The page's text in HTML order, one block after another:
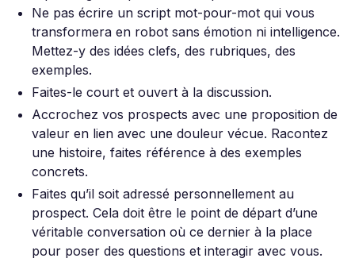
Ne pas écrire un script mot-pour-mot qui vous
transformera en robot sans émotion ni intelligence.
Mettez-y des idées clefs, des rubriques, des
exemples.
Faites-le court et ouvert à la discussion.
Accrochez vos prospects avec une proposition de
valeur en lien avec une douleur vécue. Racontez
une histoire, faites référence à des exemples
concrets.
Faites qu’il soit adressé personnellement au
prospect. Cela doit être le point de départ d’une
véritable conversation où ce dernier à la place
pour poser des questions et interagir avec vous.